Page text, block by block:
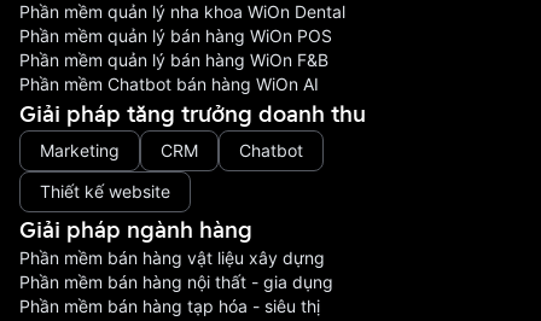
Phần mềm quản lý nha khoa WiOn Dental
Phần mềm quản lý bán hàng WiOn POS
Phần mềm quản lý bán hàng WiOn F&B
Phần mềm Chatbot bán hàng WiOn AI
Giải pháp tăng trưởng doanh thu
Marketing CRM
Chatbot
Thiết kế website
Giải pháp ngành hàng
Phần mềm bán hàng vật liệu xây dựng
Phần mềm bán hàng nội thất - gia dụng
Phần mềm bán hàng tạp hóa - siêu thị